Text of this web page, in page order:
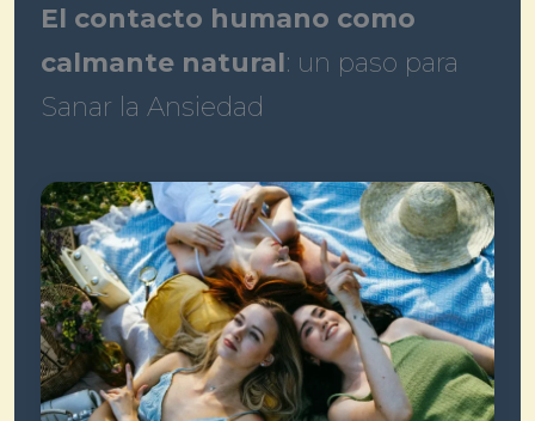
El contacto humano como
calmante natural: un paso para
Sanar la Ansiedad